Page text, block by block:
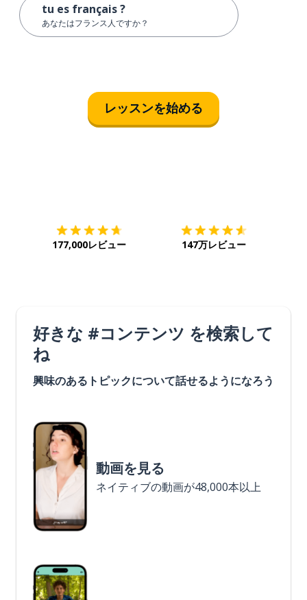
tu es français ?
あなたはフランス人ですか？
レッスンを始める
177,000レビュー 147万レビュー
好きな #コンテンツ を検索して
ね
興味のあるトピックについて話せるようになろう
動画を見る
ネイティブの動画が48,000本以上